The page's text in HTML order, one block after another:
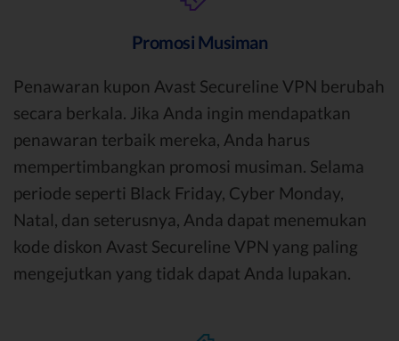
Promosi Musiman
Penawaran kupon Avast Secureline VPN berubah
secara berkala. Jika Anda ingin mendapatkan
penawaran terbaik mereka, Anda harus
mempertimbangkan promosi musiman. Selama
periode seperti Black Friday, Cyber Monday,
Natal, dan seterusnya, Anda dapat menemukan
kode diskon Avast Secureline VPN yang paling
mengejutkan yang tidak dapat Anda lupakan.